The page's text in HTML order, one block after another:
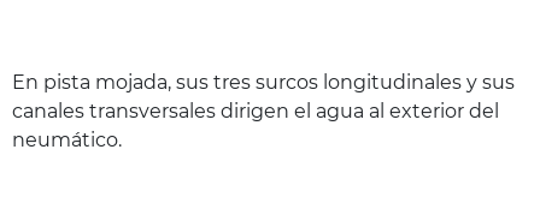
En pista mojada, sus tres surcos longitudinales y sus
canales transversales dirigen el agua al exterior del
neumático.